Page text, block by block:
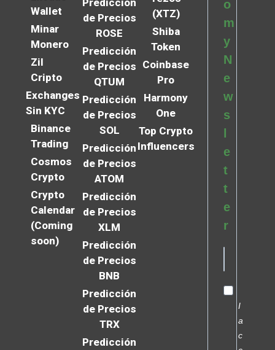
Wallet
Minar
Monero
Zil
Cripto
Exchanges
Sin KYC
Binance
Trading
Cosmos
Crypto
Crypto
Calendar
(Coming
soon)
de Precios
ROSE
Predicción
de Precios
QTUM
Predicción
de Precios
SOL
Predicción
de Precios
ATOM
Predicción
de Precios
XLM
Predicción
de Precios
BNB
Predicción
de Precios
TRX
Predicción
(XTZ)
Shiba
Token
Coinbase
Pro
Harmony
One
Top Crypto
Influencers
o
m
y
N
e
w
s
e
t
t
e
r
I
a
c